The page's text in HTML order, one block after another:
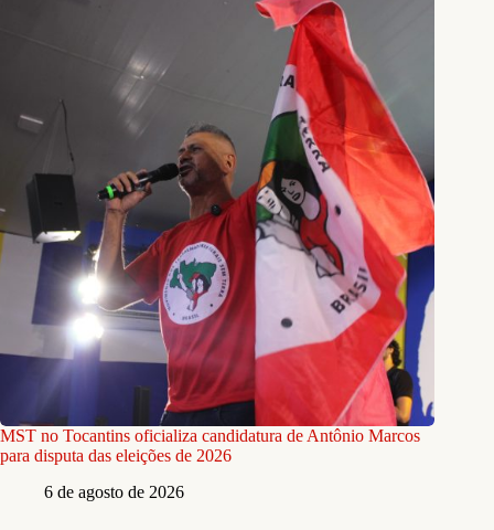
MST no Tocantins oficializa candidatura de Antônio Marcos
para disputa das eleições de 2026
6 de agosto de 2026